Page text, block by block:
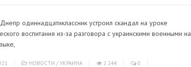
одиннадцатиклассник устроил скандал на уроке
воспитания из-за разговора с украинскими военными на
НОВОСТИ / УКРАИНА 2 244 0